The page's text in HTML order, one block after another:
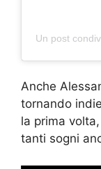
Un post
Anche
tornando
la prima
tanti sogni